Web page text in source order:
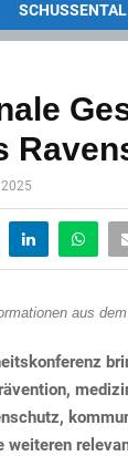
SCHUSSENTAL
aus
weiteren